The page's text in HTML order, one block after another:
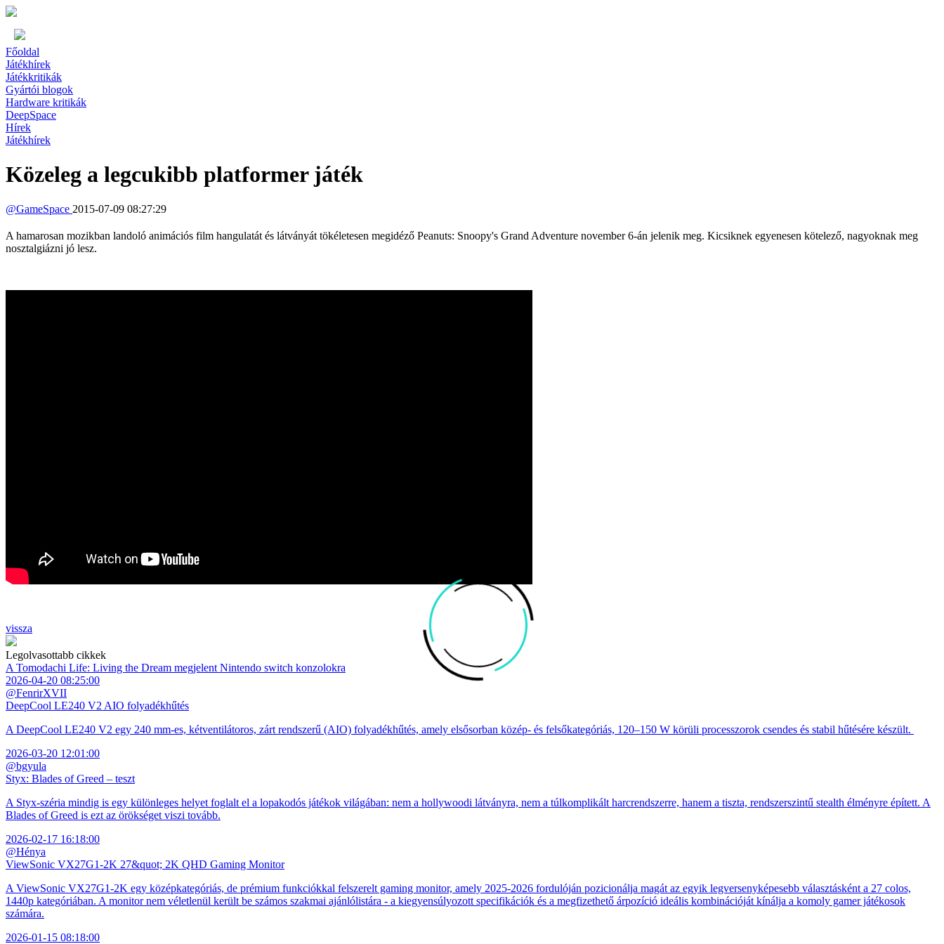
Főoldal
Játékhírek
Játékkritikák
Gyártói blogok
Hardware kritikák
DeepSpace
Hírek
Játékhírek
Közeleg a legcukibb platformer játék
@GameSpace 2015-07-09 08:27:29
A hamarosan mozikban landoló animációs film hangulatát és látványát tökéletesen megidéző Peanuts: Snoopy's Grand Adventure november 6-án jelenik meg. Kicsiknek egyenesen kötelező, nagyoknak meg
nosztalgiázni jó lesz.
vissza
Legolvasottabb cikkek
A Tomodachi Life: Living the Dream megjelent Nintendo switch konzolokra
2026-04-20 08:25:00
@FenrirXVII
DeepCool LE240 V2 AIO folyadékhűtés
A DeepCool LE240 V2 egy 240 mm-es, kétventilátoros, zárt rendszerű (AIO) folyadékhűtés, amely elsősorban közép- és felsőkategóriás, 120–150 W körüli processzorok csendes és stabil hűtésére készült.
2026-03-20 12:01:00
@bgyula
Styx: Blades of Greed – teszt
A Styx-széria mindig is egy különleges helyet foglalt el a lopakodós játékok világában: nem a hollywoodi látványra, nem a túlkomplikált harcrendszerre, hanem a tiszta, rendszerszintű stealth élményre épített. A
Blades of Greed is ezt az örökséget viszi tovább.
2026-02-17 16:18:00
@Hénya
ViewSonic VX27G1-2K 27&quot; 2K QHD Gaming Monitor
A ViewSonic VX27G1-2K egy középkategóriás, de prémium funkciókkal felszerelt gaming monitor, amely 2025-2026 fordulóján pozicionálja magát az egyik legversenyképesebb választásként a 27 colos,
1440p kategóriában. A monitor nem véletlenül került be számos szakmai ajánlólistára - a kiegyensúlyozott specifikációk és a megfizethető árpozíció ideális kombinációját kínálja a komoly gamer játékosok
számára.
2026-01-15 08:18:00